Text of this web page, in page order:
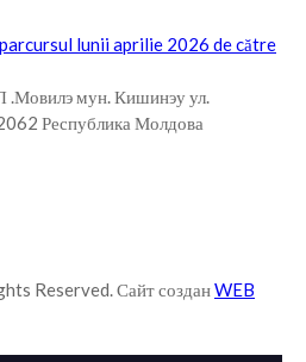
.Мовилэ мун. Кишинэу ул.
Республика Молдова
Reserved. Сайт созданWEB